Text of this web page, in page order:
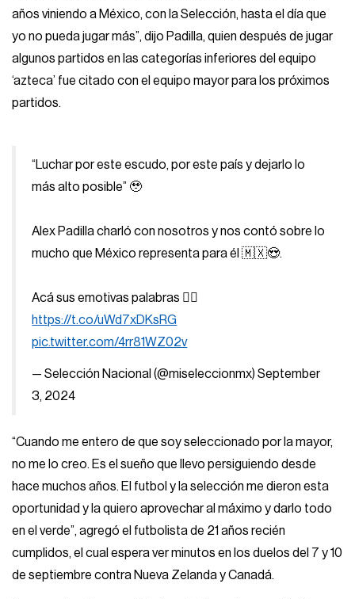
años viniendo a México, con la Selección, hasta el día que
yo no pueda jugar más”, dijo Padilla, quien después de jugar
algunos partidos en las categorías inferiores del equipo
‘azteca’ fue citado con el equipo mayor para los próximos
partidos.
“Luchar por este escudo, por este país y dejarlo lo
más alto posible” 🥹
Alex Padilla charló con nosotros y nos contó sobre lo
mucho que México representa para él 🇲🇽😍.
Acá sus emotivas palabras 👉🏼
https://t.co/uWd7xDKsRG
pic.twitter.com/4rr81WZ02v
— Selección Nacional (@miseleccionmx)September
3, 2024
“Cuando me entero de que soy seleccionado por la mayor,
no me lo creo. Es el sueño que llevo persiguiendo desde
hace muchos años. El futbol y la selección me dieron esta
oportunidad y la quiero aprovechar al máximo y darlo todo
en el verde”, agregó el futbolista de 21 años recién
cumplidos, el cual espera ver minutos en los duelos del 7 y 10
de septiembre contra Nueva Zelanda y Canadá.